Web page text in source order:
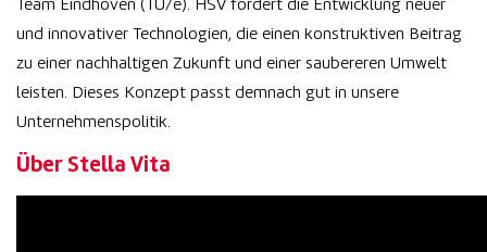
Team Eindhoven (TU/e). HSV fördert die Entwicklung neuer
und innovativer Technologien, die einen konstruktiven Beitrag
zu einer nachhaltigen Zukunft und einer saubereren Umwelt
leisten. Dieses Konzept passt demnach gut in unsere
Unternehmenspolitik.
Über Stella Vita